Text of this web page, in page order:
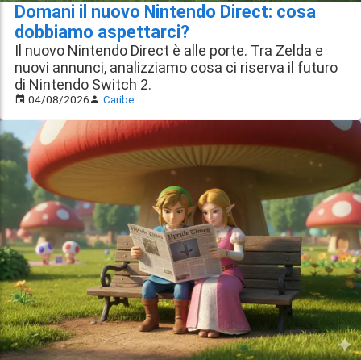
Domani il nuovo Nintendo Direct: cosa
dobbiamo aspettarci?
Il nuovo Nintendo Direct è alle porte. Tra Zelda e
nuovi annunci, analizziamo cosa ci riserva il futuro
di Nintendo Switch 2.
04/08/2026 Caribe